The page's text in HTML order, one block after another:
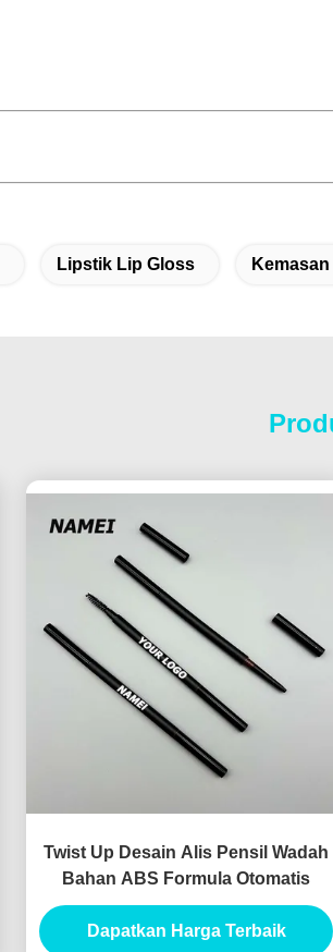
Lipstik Lip Gloss
Twist Up Desain Alis Pensil Wadah
Bahan ABS Formula Otomatis
Dapatkan Harga Terbaik